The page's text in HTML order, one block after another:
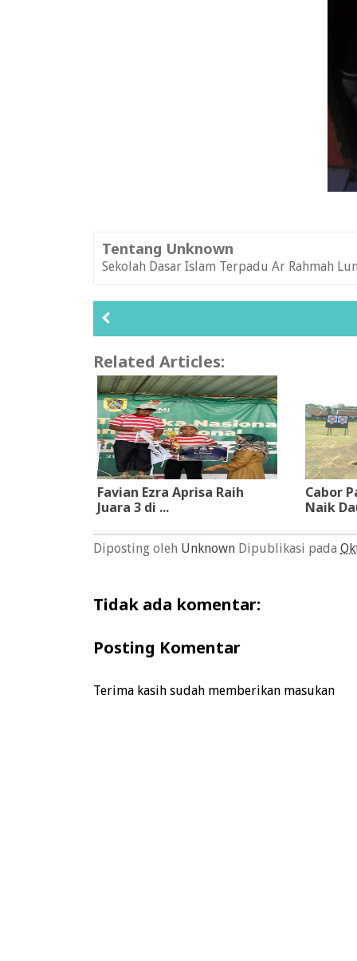
Tentang Unknown
Sekolah Dasar Islam Terpadu Ar Rahmah
Related Articles:
Favian Ezra Aprisa Raih
Juara 3 di ...
Cabor
Naik
Diposting oleh Unknown Dipublikasi pada
Tidak ada komentar:
Posting Komentar
Terima kasih sudah memberikan masukan